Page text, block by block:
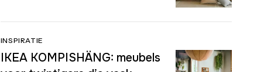
INSPIRATIE
IKEA KOMPISHÄNG: meubels